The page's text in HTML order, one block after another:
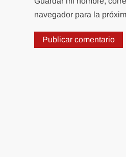
navegador para la